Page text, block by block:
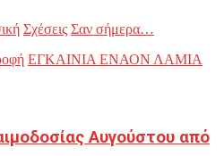
Σχέσεις Σαν σήμερα…
ΕΓΚΑΙΝΙΑ ΕΝΑΟΝ ΛΑΜΙΑ
Αυγούστου από